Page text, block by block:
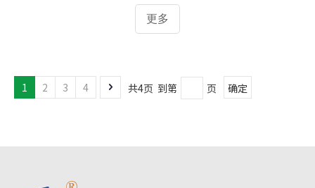
老客户共同汇聚商机，与我们一同感受行业的风采与创新，
我们真诚邀请您莅临参观。
更多
1 2 3 4 共4页 到第 页 确定